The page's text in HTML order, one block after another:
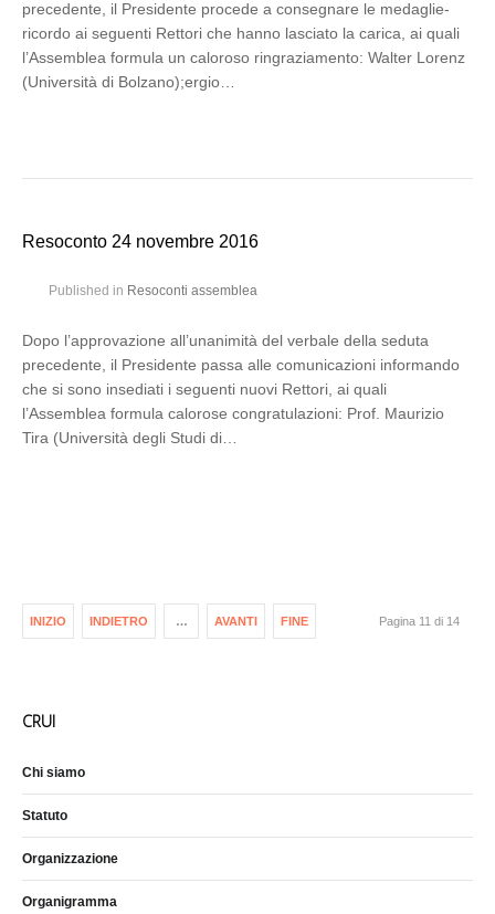
precedente, il Presidente procede a consegnare le medaglie-
ricordo ai seguenti Rettori che hanno lasciato la carica, ai quali
l’Assemblea formula un caloroso ringraziamento: Walter Lorenz
(Università di Bolzano);ergio…
Resoconto 24 novembre 2016
Published in Resoconti assemblea
Dopo l’approvazione all’unanimità del verbale della seduta
precedente, il Presidente passa alle comunicazioni informando
che si sono insediati i seguenti nuovi Rettori, ai quali
l’Assemblea formula calorose congratulazioni: Prof. Maurizio
Tira (Università degli Studi di…
INIZIO INDIETRO … AVANTI FINE Pagina 11 di 14
CRUI
Chi siamo
Statuto
Organizzazione
Organigramma